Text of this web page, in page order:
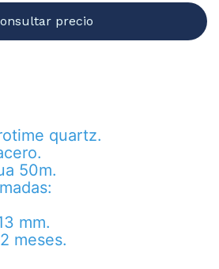
quartz.
50m.
mm.
meses.